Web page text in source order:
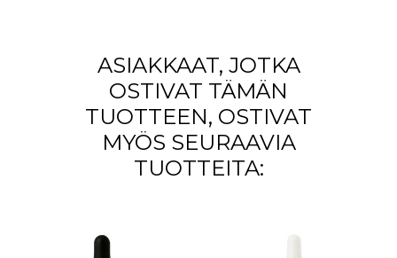
ASIAKKAAT, JOTKA
OSTIVAT TÄMÄN
TUOTTEEN, OSTIVAT
MYÖS SEURAAVIA
TUOTTEITA: